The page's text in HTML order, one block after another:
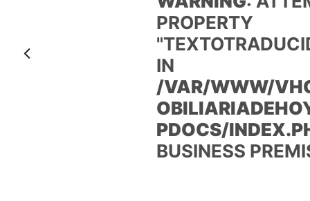
PROPERTY
IN
/VAR/WWW/
PDOCS/
BUSINESS